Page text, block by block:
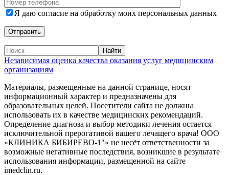
Я даю согласие на обработку моих персональных данных
Независимая оценка качества оказания услуг медицинским
организациям
Материалы, размещенные на данной странице, носят
информационный характер и предназначены для
образовательных целей. Посетители сайта не должны
использовать их в качестве медицинских рекомендаций.
Определение диагноза и выбор методики лечения остается
исключительной прерогативой вашего лечащего врача! ООО
«КЛИНИКА БИБИРЕВО-1"» не несёт ответственности за
возможные негативные последствия, возникшие в результате
использования информации, размещенной на сайте
imedclin.ru.